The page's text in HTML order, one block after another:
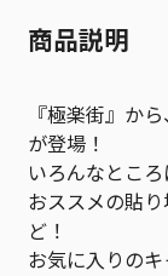
商品説明
『極楽街』か
が登場！
いろんなとこ
おススメの貼
ど！
お気に入りの